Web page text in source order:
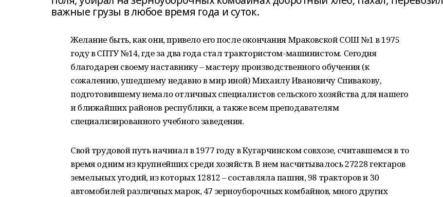
важные грузы в любое время года и суток.
Желание быть, как они, привело его после окончания Мраковской СОШ №1 в 1975
году в СПТУ №14, где за два года стал трактористом-машинистом. Сегодня
благодарен своему наставнику – мастеру производственного обучения (к
сожалению, ушедшему недавно в мир иной) Михаилу Ивановичу Спивакову,
подготовившему немало отличных специалистов сельского хозяйства для нашего
и ближайших районов республики, а также всем преподавателям
специализированного учебного заведения.
Свой трудовой путь начинал в 1977 году в Кугарчинском совхозе, считавшемся в то
время одним из крупнейших среди хозяйств. В нем насчитывалось 27228 гектаров
земельных угодий, из которых 12812 – составляла пашня, 98 тракторов и 30
автомобилей различных марок, 47 зерноуборочных комбайнов, много других